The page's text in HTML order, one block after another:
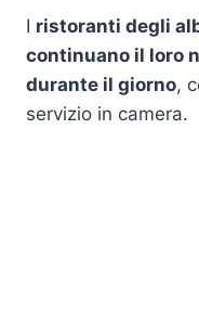
I ristoranti degli
continuano il loro
durante il giorno,
servizio in camera.